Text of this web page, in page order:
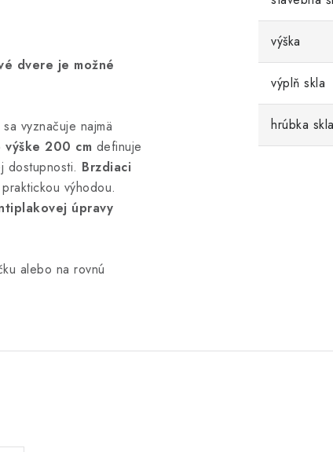
dvere je možné
vyznačuje najmä
výške 200 cm definuje
dostupnosti. Brzdiaci
výhodou.
úpravy
alebo na rovnú
výška
výplň skla
hrúbka